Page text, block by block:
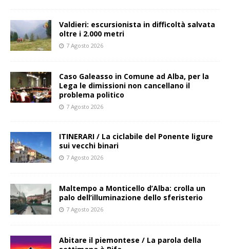
Valdieri: escursionista in difficoltà salvata
oltre i 2.000 metri
7 Agosto 2026
Caso Galeasso in Comune ad Alba, per la
Lega le dimissioni non cancellano il
problema politico
7 Agosto 2026
ITINERARI / La ciclabile del Ponente ligure
sui vecchi binari
7 Agosto 2026
Maltempo a Monticello d’Alba: crolla un
palo dell’illuminazione dello sferisterio
7 Agosto 2026
Abitare il piemontese / La parola della